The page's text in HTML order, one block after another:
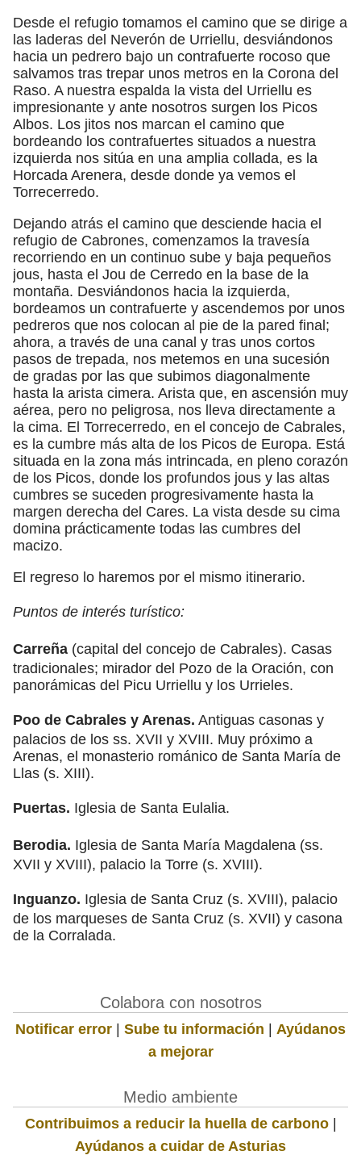
Desde el refugio tomamos el camino que se dirige a
las laderas del Neverón de Urriellu, desviándonos
hacia un pedrero bajo un contrafuerte rocoso que
salvamos tras trepar unos metros en la Corona del
Raso. A nuestra espalda la vista del Urriellu es
impresionante y ante nosotros surgen los Picos
Albos. Los jitos nos marcan el camino que
bordeando los contrafuertes situados a nuestra
izquierda nos sitúa en una amplia collada, es la
Horcada Arenera, desde donde ya vemos el
Torrecerredo.
Dejando atrás el camino que desciende hacia el
refugio de Cabrones, comenzamos la travesía
recorriendo en un continuo sube y baja pequeños
jous, hasta el Jou de Cerredo en la base de la
montaña. Desviándonos hacia la izquierda,
bordeamos un contrafuerte y ascendemos por unos
pedreros que nos colocan al pie de la pared final;
ahora, a través de una canal y tras unos cortos
pasos de trepada, nos metemos en una sucesión
de gradas por las que subimos diagonalmente
hasta la arista cimera. Arista que, en ascensión muy
aérea, pero no peligrosa, nos lleva directamente a
la cima. El Torrecerredo, en el concejo de Cabrales,
es la cumbre más alta de los Picos de Europa. Está
situada en la zona más intrincada, en pleno corazón
de los Picos, donde los profundos jous y las altas
cumbres se suceden progresivamente hasta la
margen derecha del Cares. La vista desde su cima
domina prácticamente todas las cumbres del
macizo.
El regreso lo haremos por el mismo itinerario.
Puntos de interés turístico:
Carreña (capital del concejo de Cabrales). Casas
tradicionales; mirador del Pozo de la Oración, con
panorámicas del Picu Urriellu y los Urrieles.
Poo de Cabrales y Arenas. Antiguas casonas y
palacios de los ss. XVII y XVIII. Muy próximo a
Arenas, el monasterio románico de Santa María de
Llas (s. XIII).
Puertas. Iglesia de Santa Eulalia.
Berodia. Iglesia de Santa María Magdalena (ss.
XVII y XVIII), palacio la Torre (s. XVIII).
Inguanzo. Iglesia de Santa Cruz (s. XVIII), palacio
de los marqueses de Santa Cruz (s. XVII) y casona
de la Corralada.
Colabora con nosotros
Notificar error | Sube tu información | Ayúdanos
a mejorar
Medio ambiente
Contribuimos a reducir la huella de carbono|
Ayúdanos a cuidar de Asturias